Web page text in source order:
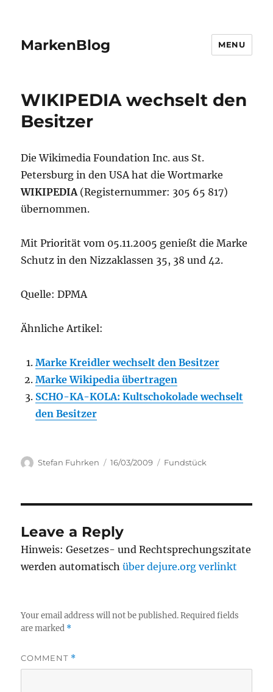
MarkenBlog MENU
WIKIPEDIA wechselt den
Besitzer
Die Wikimedia Foundation Inc. aus St.
Petersburg in den USA hat die Wortmarke
WIKIPEDIA(Registernummer: 305 65 817)
übernommen.
Mit Priorität vom 05.11.2005 genießt die Marke
Schutz in den Nizzaklassen 35, 38 und 42.
Quelle: DPMA
Ähnliche Artikel:
Marke Kreidler wechselt den Besitzer
Marke Wikipedia übertragen
SCHO-KA-KOLA: Kultschokolade wechselt
den Besitzer
Author
Stefan Fuhrken
Posted
16/03/2009 Categories
Fundstück
Leave a Reply
Hinweis: Gesetzes- und Rechtsprechungszitate
werden automatischüber dejure.org verlinkt
Your email address will not be published. Required fields
are marked *
COMMENT *